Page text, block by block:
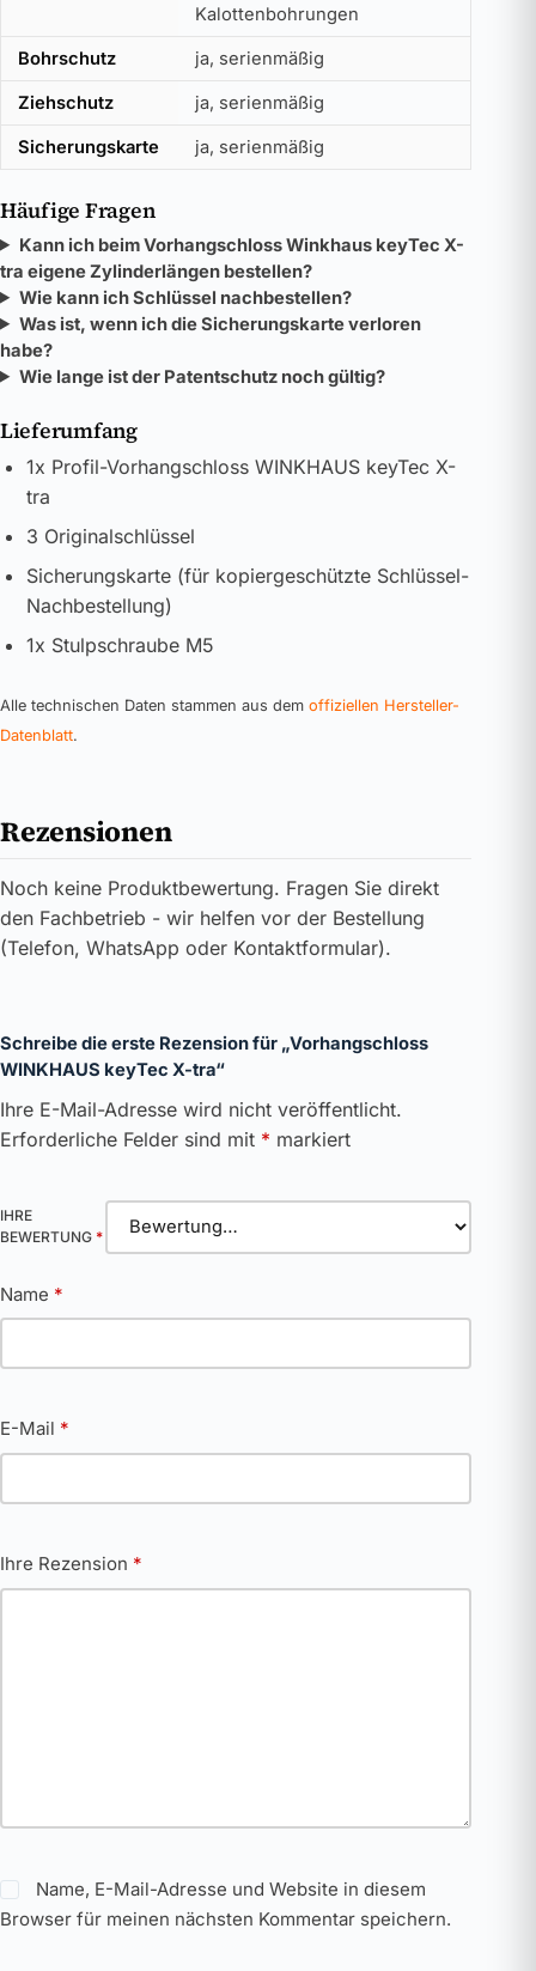
Kalottenbohrungen
Bohrschutz ja, serienmäßig
Ziehschutz ja, serienmäßig
Sicherungskarte ja, serienmäßig
Häufige Fragen
Kann ich beim Vorhangschloss Winkhaus keyTec X-
tra eigene Zylinderlängen bestellen?
Wie kann ich Schlüssel nachbestellen?
Was ist, wenn ich die Sicherungskarte verloren
habe?
Wie lange ist der Patentschutz noch gültig?
Lieferumfang
1x Profil-Vorhangschloss WINKHAUS keyTec X-
tra
3 Originalschlüssel
Sicherungskarte (für kopiergeschützte Schlüssel-
Nachbestellung)
1x Stulpschraube M5
Alle technischen Daten stammen aus dem offiziellen Hersteller-
Datenblatt.
Rezensionen
Noch keine Produktbewertung. Fragen Sie direkt
den Fachbetrieb - wir helfen vor der Bestellung
(Telefon, WhatsApp oder Kontaktformular).
Schreibe die erste Rezension für „Vorhangschloss
WINKHAUS keyTec X-tra“
Ihre E-Mail-Adresse wird nicht veröffentlicht.
Erforderliche Felder sind mit * markiert
IHRE
BEWERTUNG *
Name *
E-Mail *
Ihre Rezension *
Name, E-Mail-Adresse und Website in diesem
Browser für meinen nächsten Kommentar speichern.